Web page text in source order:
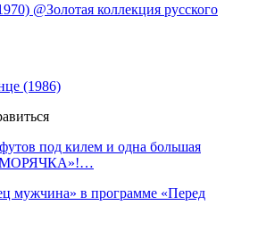
@Золотая коллекция русского
(1986)
под килем и одна большая
в программе «Перед